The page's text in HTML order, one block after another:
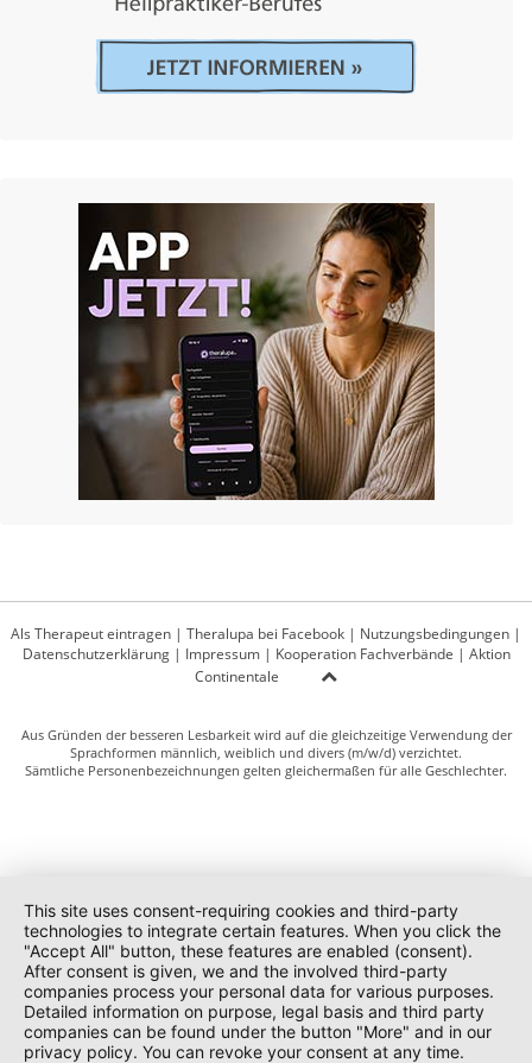
Als Therapeut eintragen | Theralupa bei Facebook | Nutzungsbedingungen |
Datenschutzerklärung| Impressum| Kooperation Fachverbände | Aktion
Continentale
Aus Gründen der besseren Lesbarkeit wird auf die gleichzeitige Verwendung der
Sprachformen männlich, weiblich und divers (m/w/d) verzichtet.
Sämtliche Personenbezeichnungen gelten gleichermaßen für alle Geschlechter.
This site uses consent-requiring cookies and third-party
technologies to integrate certain features. When you click the
"Accept All" button, these features are enabled (consent).
After consent is given, we and the involved third-party
companies process your personal data for various purposes.
Detailed information on purpose, legal basis and third party
companies can be found under the button "More" and in our
privacy policy. You can revoke your consent at any time.